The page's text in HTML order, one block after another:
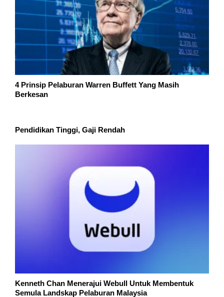
4 Prinsip Pelaburan Warren Buffett Yang Masih
Berkesan
Pendidikan Tinggi, Gaji Rendah
Kenneth Chan Menerajui Webull Untuk Membentuk
Semula Landskap Pelaburan Malaysia